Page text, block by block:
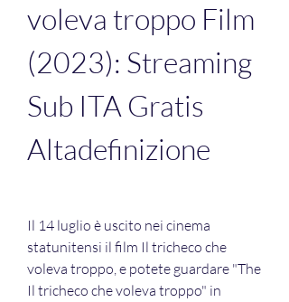
voleva troppo Film
(2023): Streaming
Sub ITA Gratis
Altadefinizione
Il 14 luglio è uscito nei cinema
statunitensi il film Il tricheco che
voleva troppo, e potete guardare "The
Il tricheco che voleva troppo" in